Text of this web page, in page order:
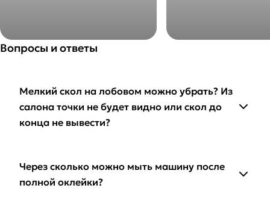
Вопросы и ответы
Мелкий скол на лобовом можно убрать? Из
салона точки не будет видно или скол до
конца не вывести?
Через сколько можно мыть машину после
полной оклейки?